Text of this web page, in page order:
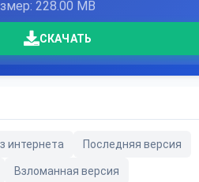
228.00 MB
СКАЧАТЬ
интернета Последняя версия
Взломанная версия